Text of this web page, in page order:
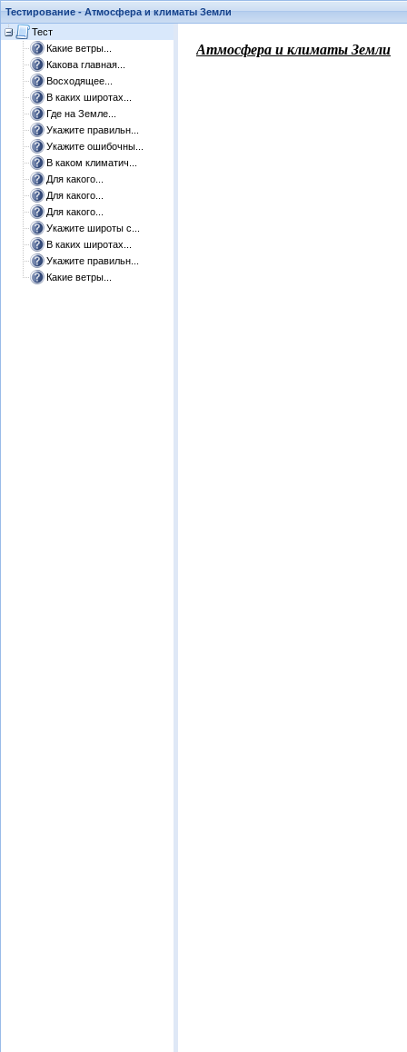
Тестирование - Атмосфера и климаты Земли
Тест
Какие ветры...
Какова главная...
Восходящее...
В каких широтах...
Где на Земле...
Укажите правильн...
Укажите ошибочны...
В каком климатич...
Для какого...
Для какого...
Для какого...
Укажите широты с...
В каких широтах...
Укажите правильн...
Какие ветры...
​Атмосфера и климаты Земли